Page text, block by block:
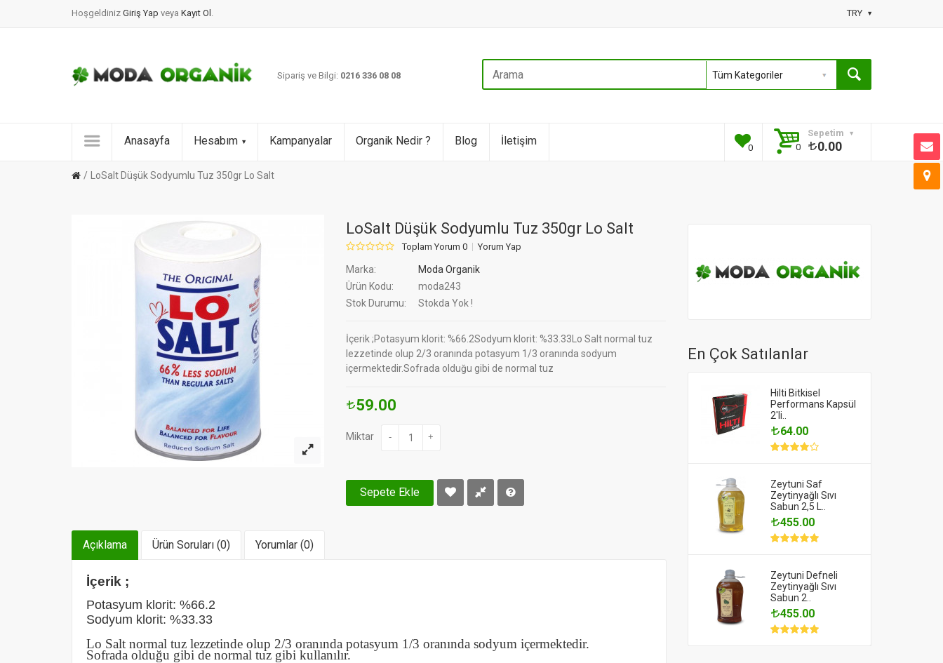
Hoşgeldiniz Giriş Yap veya Kayıt Ol . TRY
Sipariş ve Bilgi: 0216 336 08 08
Anasayfa Hesabım Kampanyalar Organik Nedir ? Blog İletişim
0
Sepetim
0
0.00
LoSalt Düşük Sodyumlu Tuz 350gr Lo Salt
LoSalt Düşük Sodyumlu Tuz 350gr Lo Salt
Toplam Yorum 0 Yorum Yap
Marka:
Moda Organik
Ürün Kodu:
moda243
Stok Durumu:
Stokda Yok !
İçerik ;Potasyum klorit: %66.2Sodyum klorit: %33.33Lo Salt normal tuz
lezzetinde olup 2/3 oranında potasyum 1/3 oranında sodyum
içermektedir.Sofrada olduğu gibi de normal tuz
59.00
Miktar - +
Sepete Ekle
Açıklama Ürün Soruları (0) Yorumlar (0)
İçerik ;
Potasyum klorit: %66.2
Sodyum klorit: %33.33
Lo Salt normal tuz lezzetinde olup 2/3 oranında potasyum 1/3 oranında sodyum içermektedir.
Sofrada olduğu gibi de normal tuz gibi kullanılır.
En Çok Satılanlar
Hilti Bitkisel
Performans Kapsül
2'li..
64.00
Zeytuni Saf
Zeytinyağlı Sıvı
Sabun 2,5 L..
455.00
Zeytuni Defneli
Zeytinyağlı Sıvı
Sabun 2..
455.00